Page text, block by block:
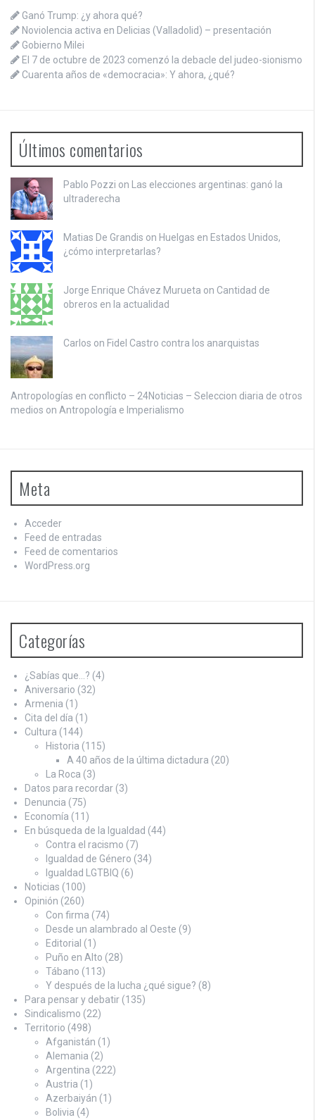
Ganó Trump: ¿y ahora qué?
Noviolencia activa en Delicias (Valladolid) – presentación
Gobierno Milei
El 7 de octubre de 2023 comenzó la debacle del judeo-sionismo
Cuarenta años de «democracia»: Y ahora, ¿qué?
Últimos comentarios
Pablo Pozzi on Las elecciones argentinas: ganó la
ultraderecha
Matias De Grandis on Huelgas en Estados Unidos,
¿cómo interpretarlas?
Jorge Enrique Chávez Murueta on Cantidad de
obreros en la actualidad
Carlos on Fidel Castro contra los anarquistas
Antropologías en conflicto – 24Noticias – Seleccion diaria de otros
medios on Antropología e Imperialismo
Meta
Acceder
Feed de entradas
Feed de comentarios
WordPress.org
Categorías
¿Sabías que…? (4)
Aniversario (32)
Armenia (1)
Cita del día (1)
Cultura (144)
Historia (115)
A 40 años de la última dictadura (20)
La Roca (3)
Datos para recordar (3)
Denuncia (75)
Economía (11)
En búsqueda de la Igualdad (44)
Contra el racismo (7)
Igualdad de Género (34)
Igualdad LGTBIQ (6)
Noticias (100)
Opinión (260)
Con firma (74)
Desde un alambrado al Oeste (9)
Editorial (1)
Puño en Alto (28)
Tábano (113)
Y después de la lucha ¿qué sigue? (8)
Para pensar y debatir (135)
Sindicalismo (22)
Territorio (498)
Afganistán (1)
Alemania (2)
Argentina (222)
Austria (1)
Azerbaiyán (1)
Bolivia (4)